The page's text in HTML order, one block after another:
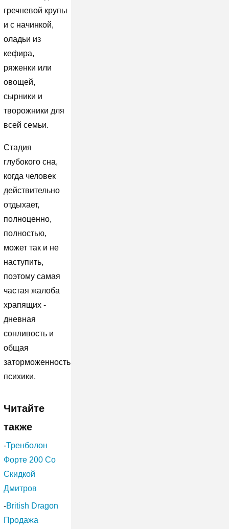
гречневой крупы
и с начинкой,
оладьи из
кефира,
ряженки или
овощей,
сырники и
творожники для
всей семьи.
Стадия
глубокого сна,
когда человек
действительно
отдыхает,
полноценно,
полностью,
может так и не
наступить,
поэтому самая
частая жалоба
храпящих -
дневная
сонливость и
общая
заторможенность
психики.
Читайте
также
-Тренболон
Форте 200 Со
Скидкой
Дмитров
-British Dragon
Продажа